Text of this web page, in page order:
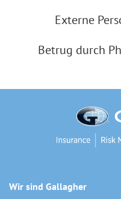
Externe
Betrug durch
Wir sind Gallagher